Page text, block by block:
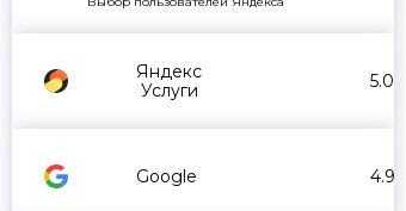
Яндекс
Услуги
5.0
Google 4.9